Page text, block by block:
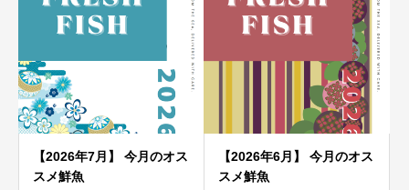
【2026年7月】 今月のオス
スメ鮮魚
【2026年6月】 今月のオス
スメ鮮魚